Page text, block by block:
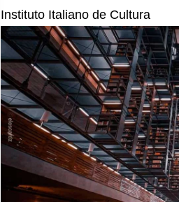
Instituto Italiano de Cultura